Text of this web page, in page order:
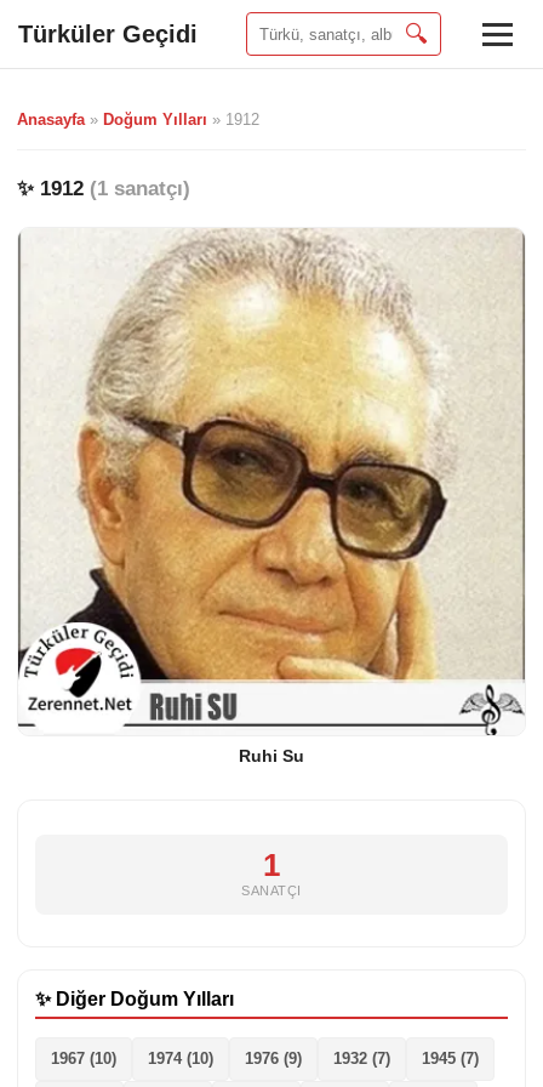
Türküler Geçidi 🔍
Anasayfa» Doğum Yılları » 1912
✨ 1912 (1 sanatçı)
Ruhi Su
1
SANATÇI
✨ Diğer Doğum Yılları
1967 (10) 1974 (10) 1976 (9) 1932 (7) 1945 (7)